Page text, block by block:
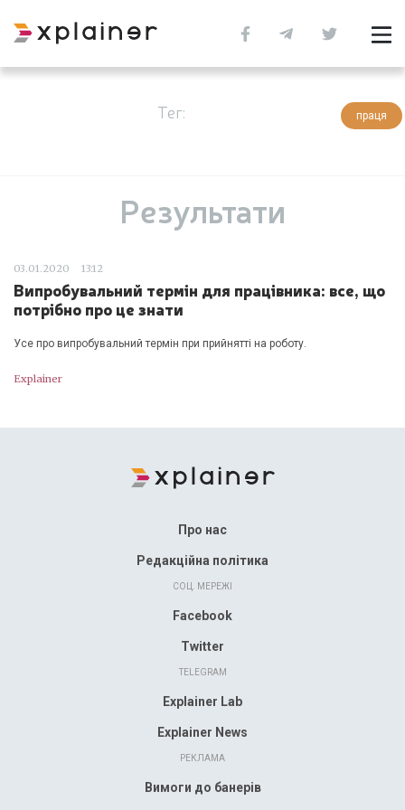
Тег: праця
Результати
03.01.2020 13:12
Випробувальний термін для працівника: все, що
потрібно про це знати
Усе про випробувальний термін при прийнятті на роботу.
Explainer
Про нас
Редакційна політика
СОЦ. МЕРЕЖІ
Facebook
Twitter
TELEGRAM
Explainer Lab
Explainer News
РЕКЛАМА
Вимоги до банерів